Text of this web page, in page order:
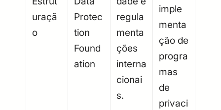
uraçã
o
Protec
tion
Found
ation
regula
menta
ções
interna
cionai
s.
imple
menta
ção de
progra
mas
de
privaci